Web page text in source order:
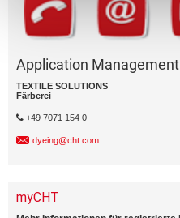
Application Management
TEXTILE SOLUTIONS
Färberei
+49 7071 154 0
dyeing@cht.com